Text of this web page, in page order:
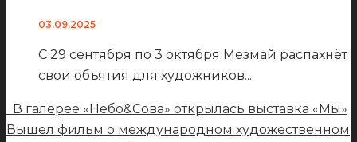
03.09.2025
С 29 сентября по 3 октября Мезмай распахнёт
свои объятия для художников...
В галерее «Небо&Сова» открылась выставка «Мы»
Вышел фильм о международном художественном